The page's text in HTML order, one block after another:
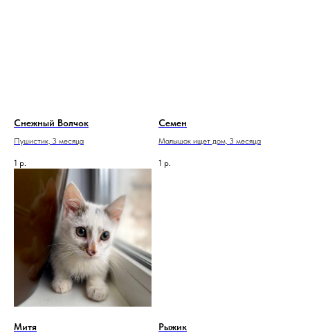
Снежный Волчок
Пушистик, 3 месяца
1 р.
Семен
Малышок ищет дом, 3 месяца
1 р.
Митя Рыжик